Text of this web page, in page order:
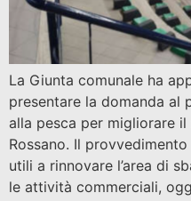
La Giunta comunale ha
presentare la domanda al
alla pesca per migliorare
Rossano. Il
utili a rinnovare l’area di
le attività commerciali,